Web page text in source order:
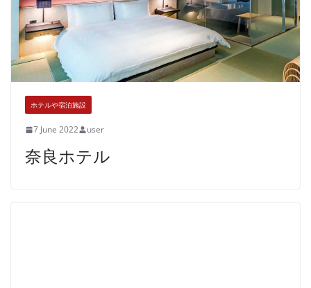
ホテルや宿泊施設
7 June 2022 user
奈良ホテル